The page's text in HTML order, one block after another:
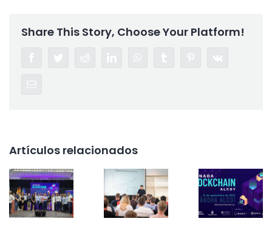
Share This Story, Choose Your Platform!
FacebookTwitter RedditLinkedInWhatsAppTumblr PinterestVk
Correo
Artículos relacionados